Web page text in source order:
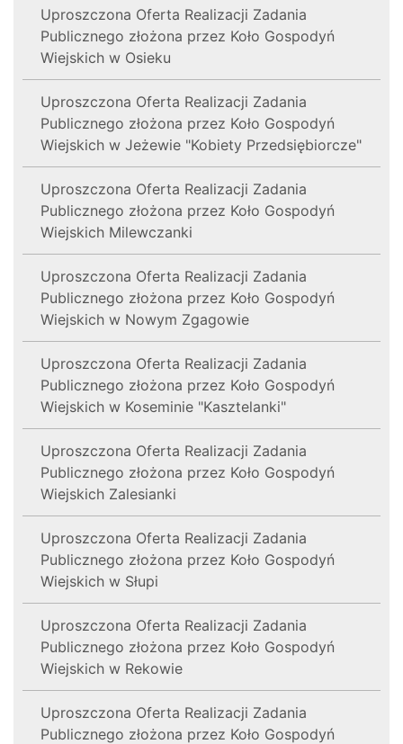
Uproszczona Oferta Realizacji Zadania
Publicznego złożona przez Koło Gospodyń
Wiejskich w Osieku
Uproszczona Oferta Realizacji Zadania
Publicznego złożona przez Koło Gospodyń
Wiejskich w Jeżewie "Kobiety Przedsiębiorcze"
Uproszczona Oferta Realizacji Zadania
Publicznego złożona przez Koło Gospodyń
Wiejskich Milewczanki
Uproszczona Oferta Realizacji Zadania
Publicznego złożona przez Koło Gospodyń
Wiejskich w Nowym Zgagowie
Uproszczona Oferta Realizacji Zadania
Publicznego złożona przez Koło Gospodyń
Wiejskich w Koseminie "Kasztelanki"
Uproszczona Oferta Realizacji Zadania
Publicznego złożona przez Koło Gospodyń
Wiejskich Zalesianki
Uproszczona Oferta Realizacji Zadania
Publicznego złożona przez Koło Gospodyń
Wiejskich w Słupi
Uproszczona Oferta Realizacji Zadania
Publicznego złożona przez Koło Gospodyń
Wiejskich w Rekowie
Uproszczona Oferta Realizacji Zadania
Publicznego złożona przez Koło Gospodyń